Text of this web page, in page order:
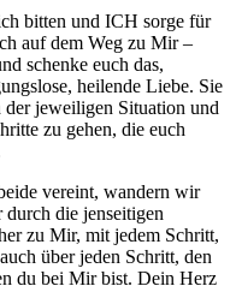
bitten und ICH sorge für
auf dem Weg zu Mir –
schenke euch das,
heilende Liebe. Sie
jeweiligen Situation und
zu gehen, die euch
vereint, wandern wir
die jenseitigen
zu Mir, mit jedem Schritt,
über jeden Schritt, den
du bei Mir bist. Dein Herz